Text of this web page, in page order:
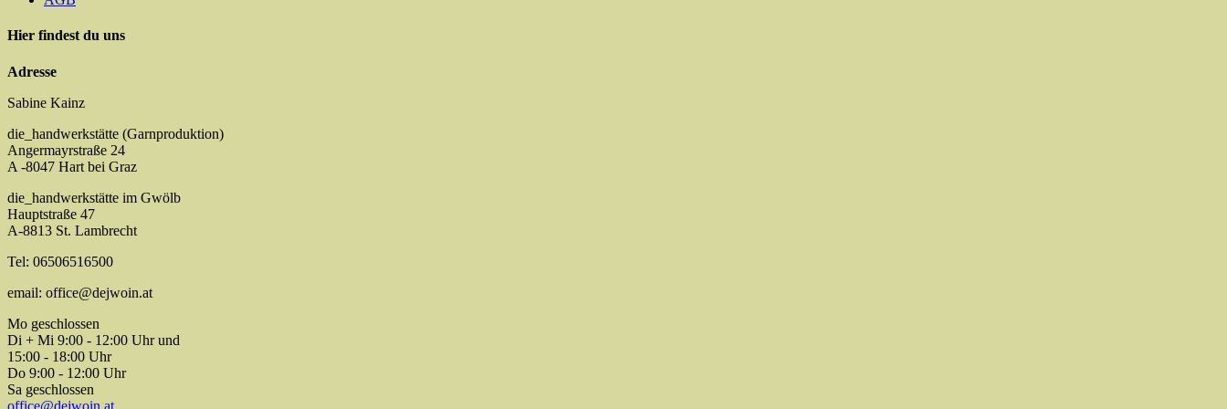
Hier findest du uns
Adresse
Sabine Kainz
die_handwerkstätte (Garnproduktion)
Angermayrstraße 24
A -8047 Hart bei Graz
die_handwerkstätte im Gwölb
Hauptstraße 47
A-8813 St. Lambrecht
Tel: 06506516500
email: office@dejwoin.at
Mo geschlossen
Di + Mi 9:00 - 12:00 Uhr und
15:00 - 18:00 Uhr
Do 9:00 - 12:00 Uhr
Sa geschlossen
office@dejwoin.at